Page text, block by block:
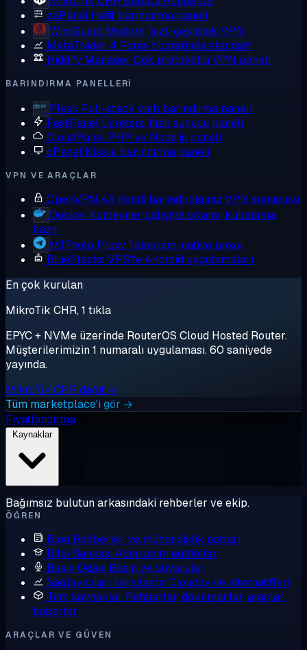
aaPanel Hafif barındırma paneli
WireGuard Modern, hızlı çekirdek VPN
MetaTrader 4 Forex ticaretinde standart
Hiddify Manager Çok protokollü VPN paneli
BARINDIRMA PANELLERI
Plesk Full-stack web barındırma paneli
FastPanel Ücretsiz, hızlı sunucu paneli
CloudPanel PHP ve Node.js paneli
cPanel Klasik barındırma paneli
VPN VE ARAÇLAR
OpenVPN AS Kendi barındırdığınız VPN sunucusu
Docker Konteyner çalışma ortamı, kullanıma
hazır
MTProto Proxy Telegram-native proxy
BlueStacks VPS'te Android uygulamaları
En çok kurulan
MikroTik CHR, 1 tıkla
EPYC + NVMe üzerinde RouterOS Cloud Hosted Router.
Müşterilerimizin 1 numaralı uygulaması. 60 saniyede
yayında.
MikroTik CHR dağıt →
Tüm marketplace'i gör →
Fiyatlandırma
Kaynaklar
Bağımsız bulutun arkasındaki rehberler ve ekip.
ÖĞREN
Blog Rehberler ve mühendislik notları
Bilgi Bankası Adım adım eğitimler
Basın Odası Basın ve duyurular
Sağlayıcıları karşılaştır Cloudzy ve alternatifleri
Tüm kaynaklar Rehberler, dokümanlar, araçlar,
haberler
ARAÇLAR VE GÜVEN